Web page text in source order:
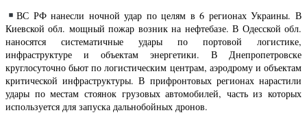
ВС РФ нанесли ночной удар по целям в 6 регионах Украины. В
Киевской обл. мощный пожар возник на нефтебазе. В Одесской обл.
наносятся систематичные удары по портовой логистике,
инфраструктуре и объектам энергетики. В Днепропетровске
круглосуточно бьют по логистическим центрам, аэродрому и объектам
критической инфраструктуры. В прифронтовых регионах нарастили
удары по местам стоянок грузовых автомобилей, часть из которых
используется для запуска дальнобойных дронов.